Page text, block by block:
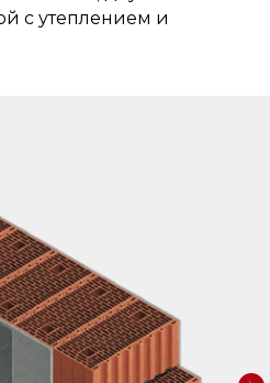
с утеплением и